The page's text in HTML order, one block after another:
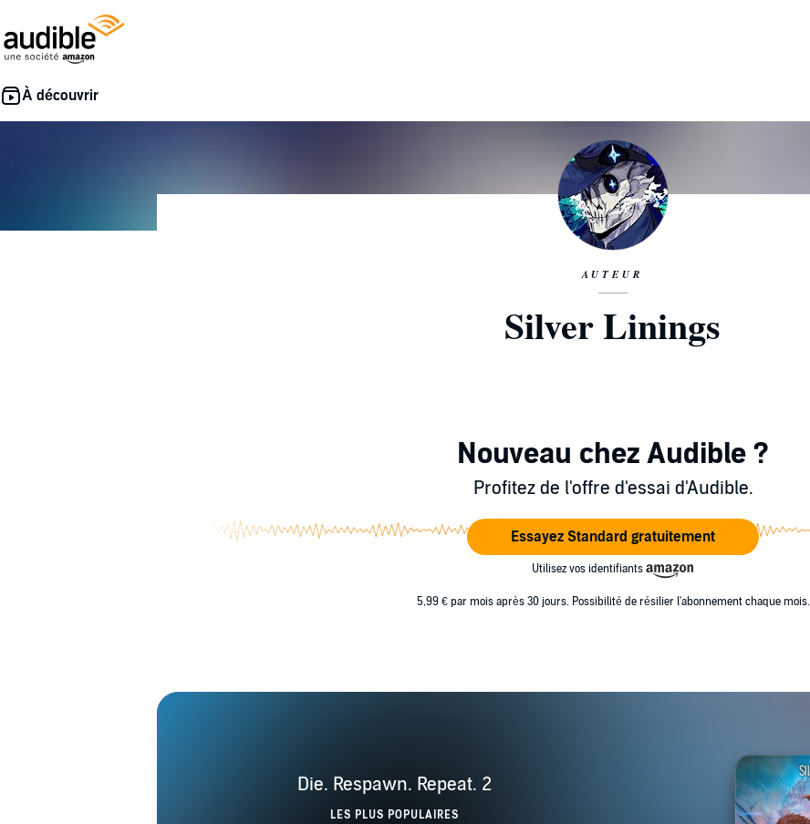
AUTEUR
Silver Linings
Nouveau chez Audible ?
Profitez de l'offre d'essai d'Audible.
Essayez Standard gratuitement
Utilisez vos identifiants
5,99 € par mois après 30 jours. Possibilité de résilier l'abonnement chaque mois.
Die. Respawn. Repeat. 2
LES PLUS POPULAIRES